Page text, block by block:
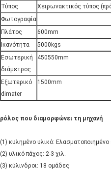
Τύπος
Χειρωνακτικός τύπος
Φωτογραφία
Πλάτος
600mm
Ικανότητα
5000kgs
Εσωτερική
διάμετρος
450550mm
Εξωτερικό
dimater
1500mm
ρόλος που διαμορφώνει τη μηχανή
(1) κυλημένο υλικό:
(2) υλικό πάχος: 2-3 χιλ.
(3) κύλινδροι: 18 ομάδες